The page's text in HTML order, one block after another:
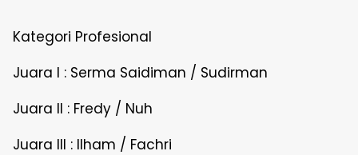
Kategori Profesional
Juara I : Serma Saidiman / Sudirman
Juara II : Fredy / Nuh
Juara III : Ilham / Fachri